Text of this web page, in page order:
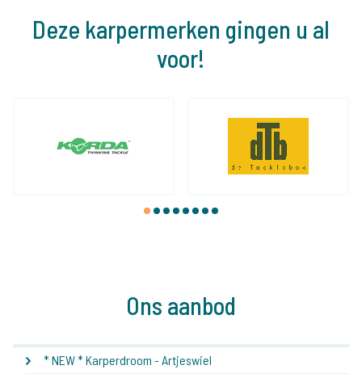
Deze karpermerken gingen u al
voor!
1 2 3 4 5 6 7 8
Ons aanbod
* NEW * Karperdroom - Artjeswiel